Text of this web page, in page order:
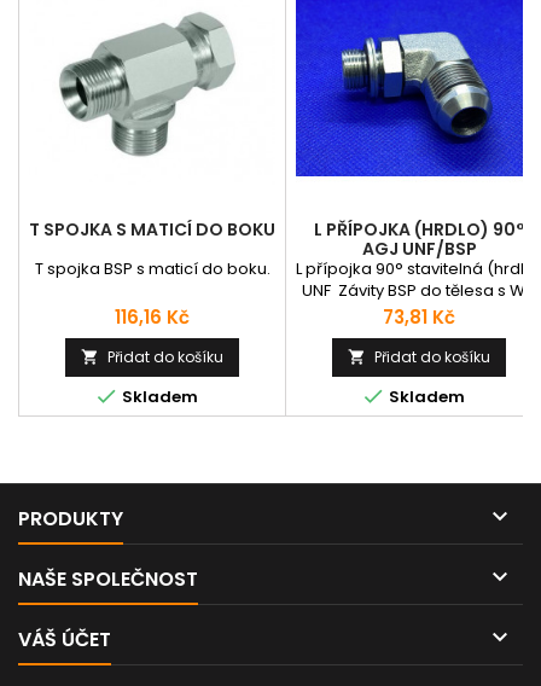
T SPOJKA S MATICÍ DO BOKU
T spojka BSP s maticí do boku.
Cena
116,16 Kč
 Přidat do košíku
 Skladem
L PŘÍPOJKA (HRDLO) 90°
AGJ UNF/BSP
L přípojka 90° stavitelná (hrdlo)
UNF Závity BSP do tělesa s WD
těsněním
Cena
73,81 Kč
 Přidat do košíku
 Skladem
PRODUKTY 
NAŠE SPOLEČNOST 
VÁŠ ÚČET 